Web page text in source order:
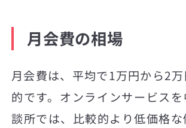
月会費の相場
月会費は、平均で1万円から2
的です。オンラインサービス
談所では、比較的より低価格